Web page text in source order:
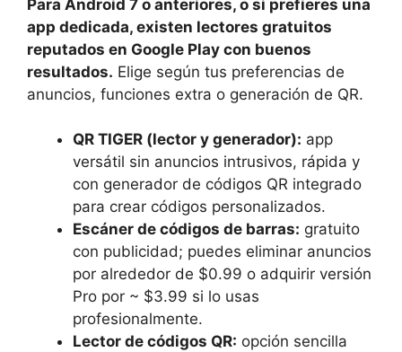
Para Android 7 o anteriores, o si prefieres una
app dedicada, existen lectores gratuitos
reputados en Google Play con buenos
resultados. Elige según tus preferencias de
anuncios, funciones extra o generación de QR.
QR TIGER (lector y generador): app
versátil sin anuncios intrusivos, rápida y
con generador de códigos QR integrado
para crear códigos personalizados.
Escáner de códigos de barras: gratuito
con publicidad; puedes eliminar anuncios
por alrededor de $0.99 o adquirir versión
Pro por ~ $3.99 si lo usas
profesionalmente.
Lector de códigos QR: opción sencilla